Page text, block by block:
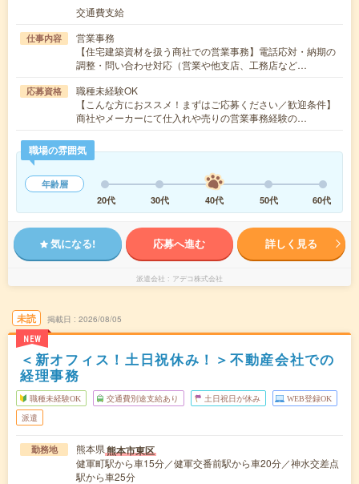
交通費支給
仕事内容
営業事務
【住宅建築資材を扱う商社での営業事務】電話応対・納期の
調整・問い合わせ対応（営業や他支店、工務店など…
応募資格
職種未経験OK
【こんな方におススメ！まずはご応募ください／歓迎条件】
商社やメーカーにて仕入れや売りの営業事務経験の…
職場の雰囲気
年齢層
20代
30代 40代 50代 60代
気になる! 応募へ進む 詳しく見る
派遣会社 アデコ株式会社
未読
NEW
掲載日 2026/08/05
＜新オフィス！土日祝休み！＞不動産会社での
経理事務
職種未経験OK 交通費別途支給あり 土日祝日が休み WEB登録OK
派遣
勤務地 熊本県熊本市東区
健軍町駅から車15分／健軍交番前駅から車20分／神水交差点
駅から車25分